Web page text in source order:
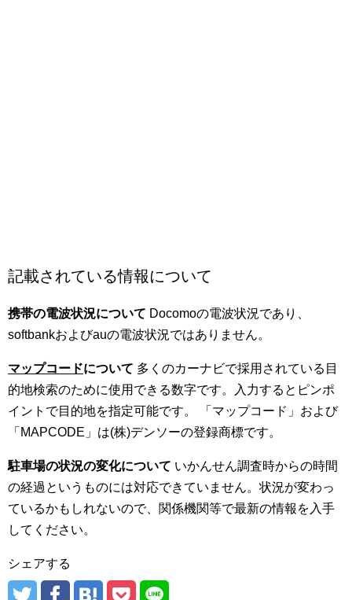
記載されている情報について
携帯の電波状況について Docomoの電波状況であり、
softbankおよびauの電波状況ではありません。
マップコードについて 多くのカーナビで採用されている目
的地検索のために使用できる数字です。入力するとピンポ
イントで目的地を指定可能です。 「マップコード」および
「MAPCODE」は(株)デンソーの登録商標です。
駐車場の状況の変化について いかんせん調査時からの時間
の経過というものには対応できていません。状況が変わっ
ているかもしれないので、関係機関等で最新の情報を入手
してください。
シェアする